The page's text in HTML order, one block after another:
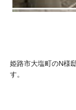
姫路市大塩町のN様
す。